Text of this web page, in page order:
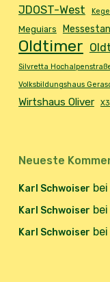
JDOST-West
Meguiars
Oldtimer
Silvretta
Volksbildungshaus
Wirtshaus Oliver
Neueste
Karl Schwoiser bei
Karl Schwoiser bei
Karl Schwoiser bei